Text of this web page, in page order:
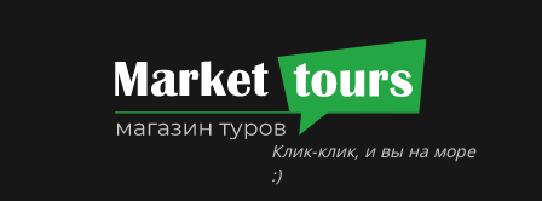
Клик-клик, и вы на море
:)